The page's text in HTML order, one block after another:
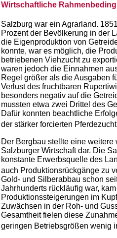
Wirtschaftliche
Salzburg war ein Agrarland.
Prozent der Bevölkerung in der
die Eigenproduktion von
konnte, war es möglich, die
betriebenen Viehzucht zu
waren jedoch die Einnahmen
Regel größer als die Ausgaben
Verlust des fruchtbaren
besonders negativ auf die
mussten etwa zwei Drittel des
Dafür konnten beachtliche
der stärker forcierten
Der Bergbau stellte eine weitere
Salzburger Wirtschaft dar. Die
konstante Erwerbsquelle des
auch Produktionsrückgänge zu
Gold- und Silberabbau schon
Jahrhunderts rückläufig war,
Produktionssteigerungen im
Zuwächsen in der Roh- und
Gesamtheit fielen diese
geringen Betriebsgrößen wenig